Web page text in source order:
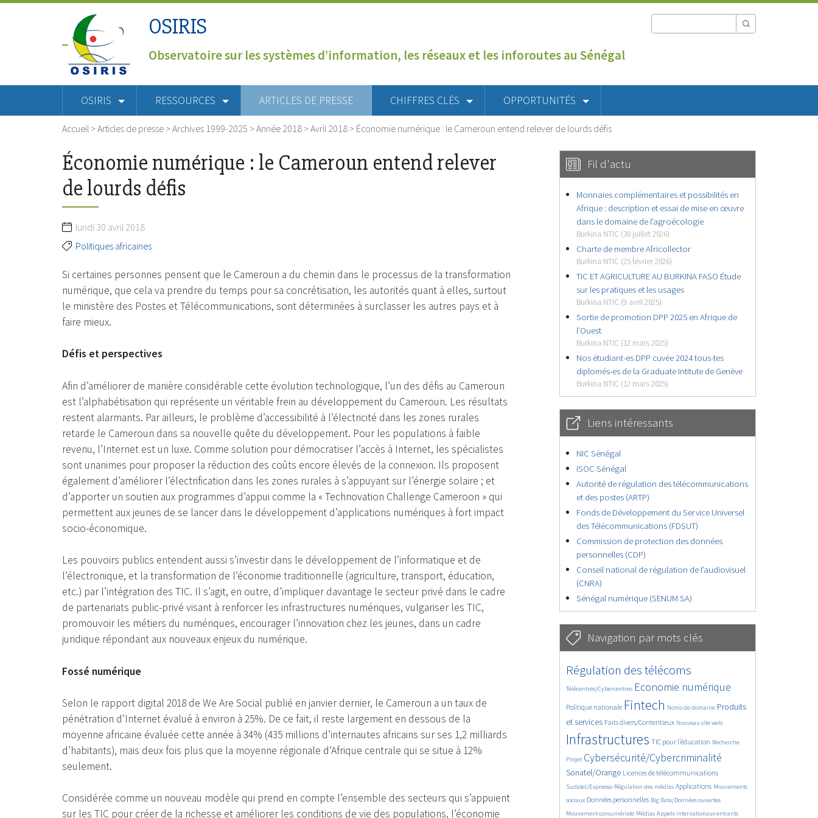
OSIRIS
Observatoire sur les systèmes d’information, les réseaux et les inforoutes au Sénégal
OSIRIS RESSOURCES ARTICLES DE PRESSE CHIFFRES CLÉS OPPORTUNITÉS
Accueil >Articles de presse >Archives 1999-2025 >Année 2018 >Avril 2018 > Économie numérique : le Cameroun entend relever de lourds défis
Économie numérique : le Cameroun entend relever
de lourds défis
lundi 30 avril 2018
Politiques africaines
Si certaines personnes pensent que le Cameroun a du chemin dans le processus de la transformation
numérique, que cela va prendre du temps pour sa concrétisation, les autorités quant à elles, surtout
le ministère des Postes et Télécommunications, sont déterminées à surclasser les autres pays et à
faire mieux.
Défis et perspectives
Afin d’améliorer de manière considérable cette évolution technologique, l’un des défis au Cameroun
est l’alphabétisation qui représente un véritable frein au développement du Cameroun. Les résultats
restent alarmants. Par ailleurs, le problème d’accessibilité à l’électricité dans les zones rurales
retarde le Cameroun dans sa nouvelle quête du développement. Pour les populations à faible
revenu, l’Internet est un luxe. Comme solution pour démocratiser l’accès à Internet, les spécialistes
sont unanimes pour proposer la réduction des coûts encore élevés de la connexion. Ils proposent
également d’améliorer l’électrification dans les zones rurales à s’appuyant sur l’énergie solaire ; et
d’apporter un soutien aux programmes d’appui comme la « Technovation Challenge Cameroon » qui
permettent aux jeunes de se lancer dans le développement d’applications numériques à fort impact
socio-économique.
Les pouvoirs publics entendent aussi s’investir dans le développement de l’informatique et de
l’électronique, et la transformation de l’économie traditionnelle (agriculture, transport, éducation,
etc.) par l’intégration des TIC. Il s’agit, en outre, d’impliquer davantage le secteur privé dans le cadre
de partenariats public-privé visant à renforcer les infrastructures numériques, vulgariser les TIC,
promouvoir les métiers du numériques, encourager l’innovation chez les jeunes, dans un cadre
juridique répondant aux nouveaux enjeux du numérique.
Fossé numérique
Selon le rapport digital 2018 de We Are Social publié en janvier dernier, le Cameroun a un taux de
pénétration d’Internet évalué à environ à 25%. De ce fait, il reste largement en dessous de la
moyenne africaine évaluée cette année à 34% (435 millions d’internautes africains sur ses 1,2 milliards
d’habitants), mais deux fois plus que la moyenne régionale d’Afrique centrale qui se situe à 12%
seulement.
Considérée comme un nouveau modèle qui prend en compte l’ensemble des secteurs qui s’appuient
sur les TIC pour créer de la richesse et améliorer les conditions de vie des populations, l’économie
Fil d'actu
Monnaies complémentaires et possibilités en
Afrique : description et essai de mise en œuvre
dans le domaine de l’agroécologie
Burkina NTIC (30 juillet 2026)
Charte de membre Africollector
Burkina NTIC (25 février 2026)
TIC ET AGRICULTURE AU BURKINA FASO Étude
sur les pratiques et les usages
Burkina NTIC (9 avril 2025)
Sortie de promotion DPP 2025 en Afrique de
l’Ouest
Burkina NTIC (12 mars 2025)
Nos étudiant-es DPP cuvée 2024 tous-tes
diplomés-es de la Graduate Intitute de Genève
Burkina NTIC (12 mars 2025)
Liens intéressants
NIC Sénégal
ISOC Sénégal
Autorité de régulation des télécommunications
et des postes (ARTP)
Fonds de Développement du Service Universel
des Télécommunications (FDSUT)
Commission de protection des données
personnelles (CDP)
Conseil national de régulation de l’audiovisuel
(CNRA)
Sénégal numérique (SENUM SA)
Navigation par mots clés
4655/5802
Régulation des télécoms
402/5802
Télécentres/Cybercentres
3706/5802 Economie numérique
1910/5802
Politique nationale
5329/5802 Fintech
711/5802
Noms de domaine
2390/5802
Produits
et services
1565/5802 Faits divers/Contentieux
841/5802 Nouveau site web
5802/5802
Infrastructures
1867/5802
TIC pour l’éducation
196/5802
Recherche
247/5802
Projet
3752/5802Cybersécurité/Cybercriminalité
2321/5802
Sonatel/Orange
1654/5802 Licences de télécommunications
309/5802
Sudatel/Expresso
1049/5802 Régulation des médias
1543/5802 Applications
1236/5802
Mouvements
sociaux
1736/5802Données personnelles
150/5802 Big Data/Données ouvertes
639/5802
Mouvement consumériste
367/5802 Médias
657/5802 Appels internationaux entrants
1756/5802